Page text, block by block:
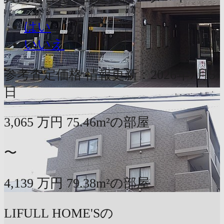
はい
いいえ
参考査定価格 情報更新：2026年7月5
日
3,065 万円 75.46m²の部屋
〜
4,139 万円 79.38m²の部屋
LIFULL HOME'Sの